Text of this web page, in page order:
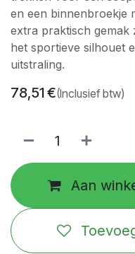
en een binnenbroekje
extra praktisch
het sportieve silhouet
uitstraling.
78,51€(Inclusief btw)
Aan